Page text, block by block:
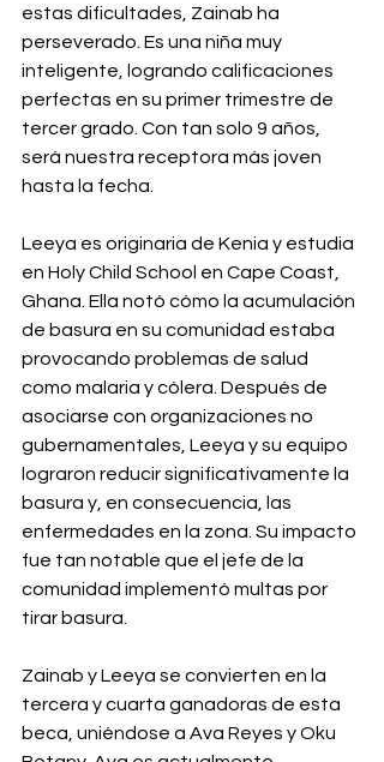
estas dificultades, Zainab ha
perseverado. Es una niña muy
inteligente, logrando calificaciones
perfectas en su primer trimestre de
tercer grado. Con tan solo 9 años,
será nuestra receptora más joven
hasta la fecha.
Leeya es originaria de Kenia y estudia
en Holy Child School en Cape Coast,
Ghana. Ella notó cómo la acumulación
de basura en su comunidad estaba
provocando problemas de salud
como malaria y cólera. Después de
asociarse con organizaciones no
gubernamentales, Leeya y su equipo
lograron reducir significativamente la
basura y, en consecuencia, las
enfermedades en la zona. Su impacto
fue tan notable que el jefe de la
comunidad implementó multas por
tirar basura.
Zainab y Leeya se convierten en la
tercera y cuarta ganadoras de esta
beca, uniéndose a Ava Reyes y Oku